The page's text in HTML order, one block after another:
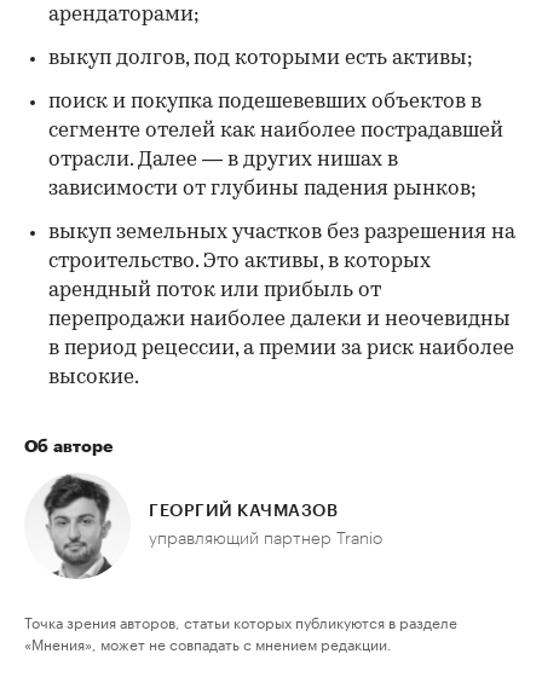
арендаторами;
выкуп долгов, под которыми есть активы;
поиск и покупка подешевевших объектов в
сегменте отелей как наиболее пострадавшей
отрасли. Далее — в других нишах в
зависимости от глубины падения рынков;
выкуп земельных участков без разрешения на
строительство. Это активы, в которых
арендный поток или прибыль от
перепродажи наиболее далеки и неочевидны
в период рецессии, а премии за риск наиболее
высокие.
Об авторе
ГЕОРГИЙ КАЧМАЗОВ
управляющий партнер Tranio
Точка зрения авторов, статьи которых публикуются в разделе
«Мнения», может не совпадать с мнением редакции.